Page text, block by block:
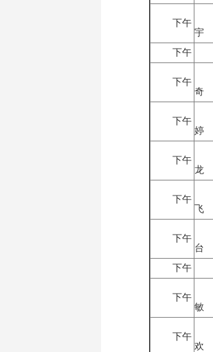
下午
宇
下午
下午
奇
下午
婷
下午
龙
下午
飞
下午
台
下午
下午
敏
下午
欢